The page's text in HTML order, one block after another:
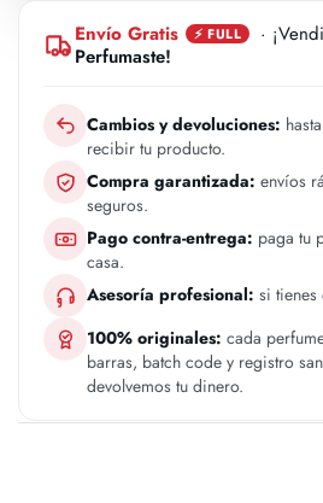
Envío Gratis ⚡ FULL
·
Perfumaste!
Cambios y devoluciones:
recibir tu producto.
Compra garantizada: envíos
seguros.
Pago contra-entrega: paga tu
casa.
Asesoría profesional: si tienes
100% originales: cada
barras, batch code y registro
devolvemos tu dinero.